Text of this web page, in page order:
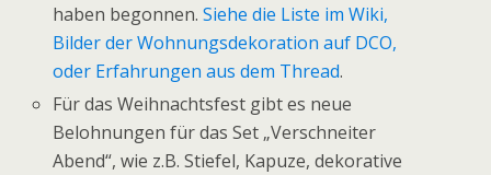
haben begonnen.Siehe die Liste im Wiki,
Bilder der Wohnungsdekoration auf DCO,
oder Erfahrungen aus dem Thread.
Für das Weihnachtsfest gibt es neue
Belohnungen für das Set „Verschneiter
Abend“, wie z.B. Stiefel, Kapuze, dekorative